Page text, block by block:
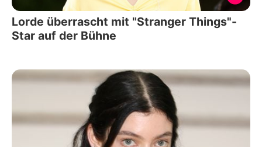
Lorde überrascht mit "Stranger Things"-
Star auf der Bühne